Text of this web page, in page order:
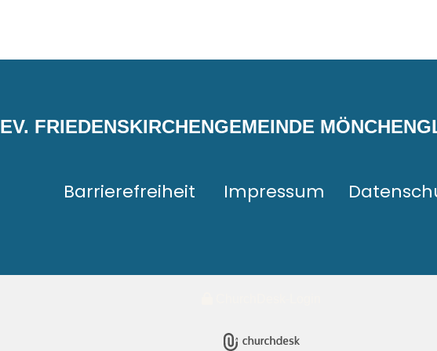
EV. FRIEDENSKIRCHENGEMEINDE
Barrierefreiheit Impressum